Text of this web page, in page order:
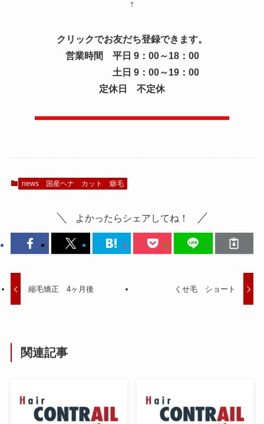
↑
クリックでお友だち登録できます。
営業時間 平日 9：00～18：00
土日 9：00～19：00
定休日 不定休
news 国産ヘナ カット 癖毛
よかったらシェアしてね！
縮毛矯正 4ヶ月後 くせ毛 ショート
関連記事